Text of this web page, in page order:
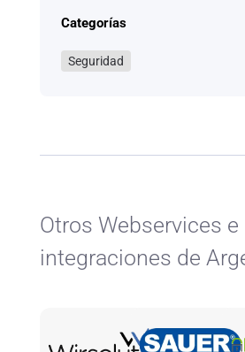
Categorías
Seguridad
Otros Webservices e
integraciones de